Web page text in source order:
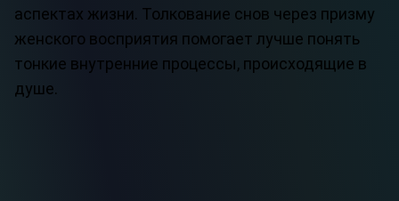
аспектах жизни. Толкование снов через призму
женского восприятия помогает лучше понять
тонкие внутренние процессы, происходящие в
душе.